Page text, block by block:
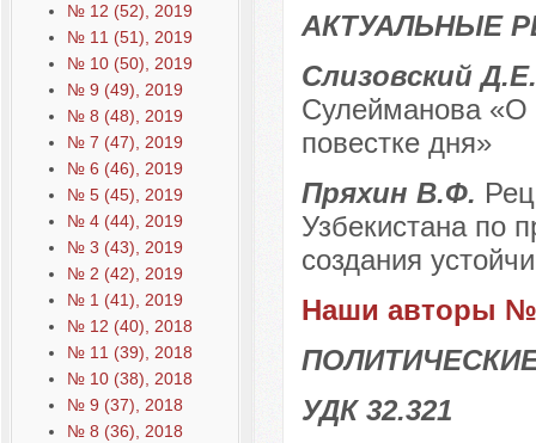
№ 12 (52), 2019
№ 11 (51), 2019
№ 10 (50), 2019
№ 9 (49), 2019
№ 8 (48), 2019
№ 7 (47), 2019
№ 6 (46), 2019
№ 5 (45), 2019
№ 4 (44), 2019
№ 3 (43), 2019
№ 2 (42), 2019
№ 1 (41), 2019
№ 12 (40), 2018
№ 11 (39), 2018
№ 10 (38), 2018
№ 9 (37), 2018
№ 8 (36), 2018
АКТУАЛЬНЫЕ
Слизовский
Сулейманова «О
повестке дня»
Пряхин В.Ф.
Узбекистана по
создания
Наши авторы №
УДК 32.321